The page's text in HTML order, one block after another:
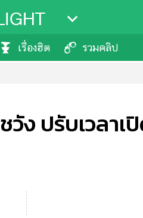
เรื่องฮิต รวมคลิป
วัง ปรับเวลา